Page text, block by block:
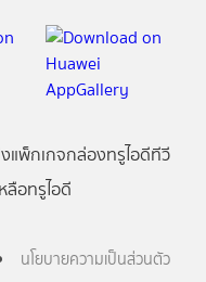
แพ็กเกจกล่องทรูไอดีทีวี
ลือทรูไอดี
นโยบายความเป็นส่วนตัว